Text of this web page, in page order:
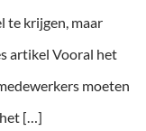
te krijgen, maar
artikel Vooral het
moeten
[…]